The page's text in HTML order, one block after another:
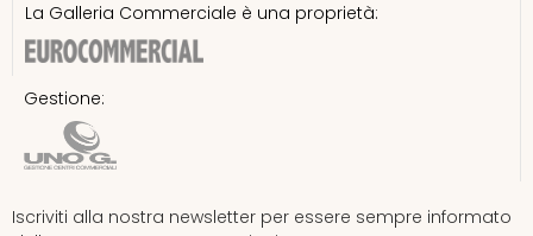
Chic accent – Samsonite Group
Doppio Malto
Douglas
Equivalenza
La Galleria Commerciale è una proprietà:
Gestione:
Iscriviti alla nostra newsletter per essere sempre informato